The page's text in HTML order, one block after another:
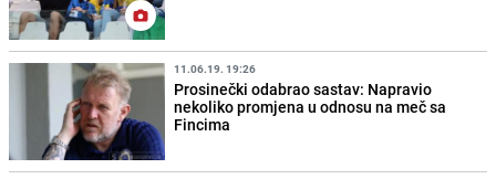
11.06.19. 19:26
Prosinečki odabrao sastav: Napravio
nekoliko promjena u odnosu na meč sa
Fincima